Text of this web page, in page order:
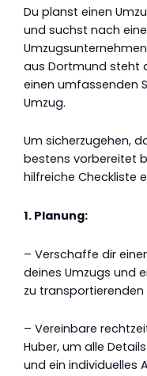
Du planst einen
und suchst nach
aus Dortmund steht
einen umfassenden
Umzug.
Um sicherzugehen,
bestens vorbereitet
hilfreiche Checkliste
1. Planung:
– Verschaffe dir
deines Umzugs und
zu
– Vereinbare
Huber, um alle
und ein individuelles